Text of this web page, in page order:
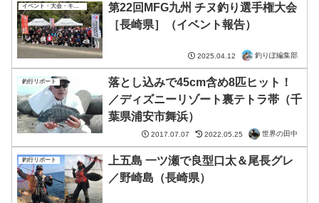
イベント・大会・キャンペーン
第22回MFG九州 チヌ釣り選手権大会
［長崎県］（イベント報告）
2025.04.12 釣りぽ編集部
釣行リポート
落とし込みで45cm含め8匹ヒット！
／ディズニーリゾート裏テトラ帯（千
葉県浦安市舞浜）
2017.07.07 2022.05.25 世界の田中
釣行リポート
上五島 一ツ瀬で良型口太＆尾長グレ
／野崎島（長崎県）